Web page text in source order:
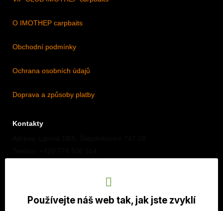
O IMOTHEP carpbaits
Obchodní podmínky
Ochrana osobních údajů
Doprava a způsoby platby
Kontakty
Používejte náš web tak, jak jste zvyklí